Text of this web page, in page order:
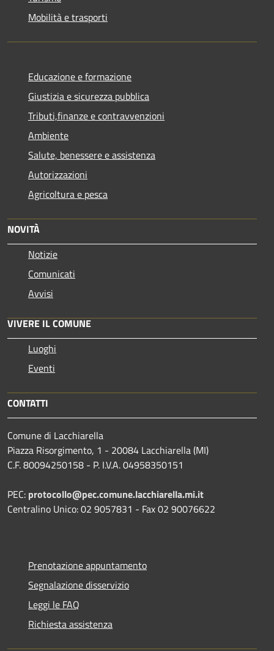
Mobilità e trasporti
Educazione e formazione
Giustizia e sicurezza pubblica
Tributi,finanze e contravvenzioni
Ambiente
Salute, benessere e assistenza
Autorizzazioni
Agricoltura e pesca
NOVITÀ
Notizie
Comunicati
Avvisi
VIVERE IL COMUNE
Luoghi
Eventi
CONTATTI
Comune di Lacchiarella
Piazza Risorgimento, 1 - 20084 Lacchiarella (MI)
C.F. 80094250158 - P. I.V.A. 04958350151
PEC: protocollo@pec.comune.lacchiarella.mi.it
Centralino Unico: 02 9057831 - Fax 02 90076622
Prenotazione appuntamento
Segnalazione disservizio
Leggi le FAQ
Richiesta assistenza